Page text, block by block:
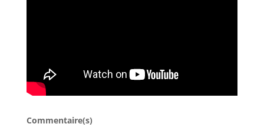
Commentaire(s)